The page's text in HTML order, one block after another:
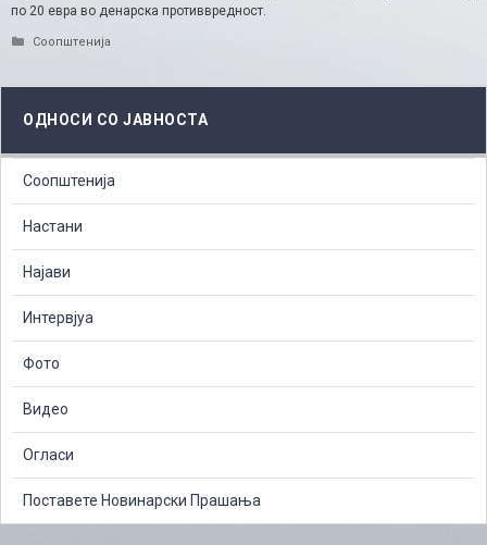
по 20 евра во денарска противвредност.
Categories
Соопштенија
ОДНОСИ СО ЈАВНОСТА
Соопштенија
Настани
Најави
Интервјуа
Фото
Видео
Огласи
Поставете Новинарски Прашања